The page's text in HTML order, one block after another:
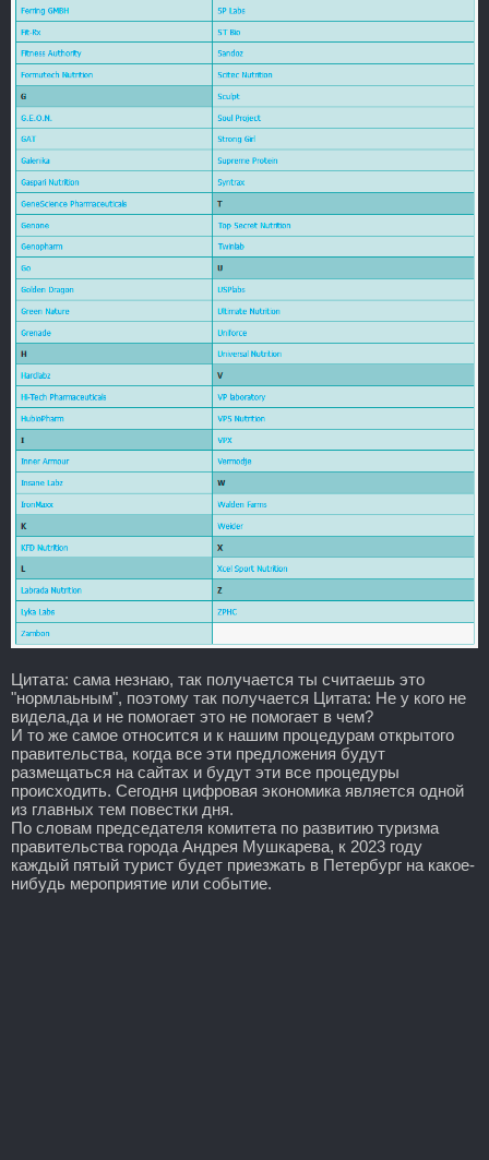
Цитата: сама незнаю, так получается ты считаешь это
"нормлаьным", поэтому так получается Цитата: Не у кого не
видела,да и не помогает это не помогает в чем?
И то же самое относится и к нашим процедурам открытого
правительства, когда все эти предложения будут
размещаться на сайтах и будут эти все процедуры
происходить. Сегодня цифровая экономика является одной
из главных тем повестки дня.
По словам председателя комитета по развитию туризма
правительства города Андрея Мушкарева, к 2023 году
каждый пятый турист будет приезжать в Петербург на какое-
нибудь мероприятие или событие.